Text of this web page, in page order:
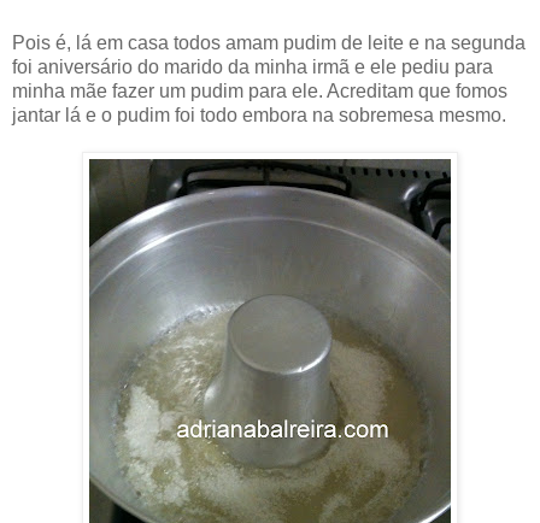
Pois é, lá em casa todos amam pudim de leite e na segunda
foi aniversário do marido da minha irmã e ele pediu para
minha mãe fazer um pudim para ele. Acreditam que fomos
jantar lá e o pudim foi todo embora na sobremesa mesmo.